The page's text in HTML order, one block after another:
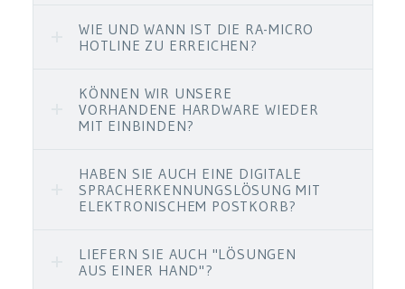
WIE UND WANN IST DIE RA-MICRO
HOTLINE ZU ERREICHEN?
KÖNNEN WIR UNSERE
VORHANDENE HARDWARE WIEDER
MIT EINBINDEN?
HABEN SIE AUCH EINE DIGITALE
SPRACHERKENNUNGSLÖSUNG MIT
ELEKTRONISCHEM POSTKORB?
LIEFERN SIE AUCH "LÖSUNGEN
AUS EINER HAND"?